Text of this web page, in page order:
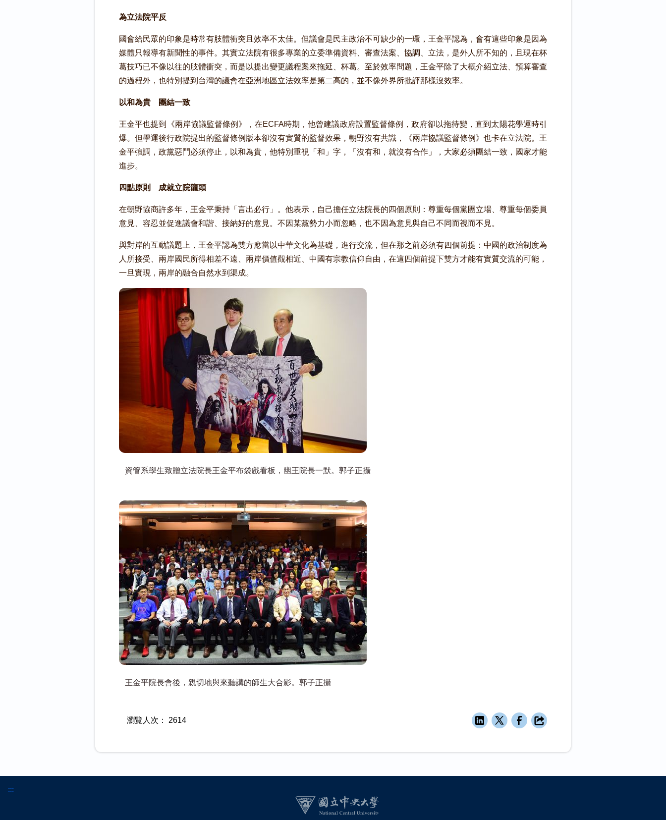
為立法院平反
國會給民眾的印象是時常有肢體衝突且效率不太佳。但議會是民主政治不可缺少的一環，王金平認為，會有這些印象是因為
媒體只報導有新聞性的事件。其實立法院有很多專業的立委準備資料、審查法案、協調、立法，是外人所不知的，且現在杯
葛技巧已不像以往的肢體衝突，而是以提出變更議程案來拖延、杯葛。至於效率問題，王金平除了大概介紹立法、預算審查
的過程外，也特別提到台灣的議會在亞洲地區立法效率是第二高的，並不像外界所批評那樣沒效率。
以和為貴 團結一致
王金平也提到《兩岸協議監督條例》，在ECFA時期，他曾建議政府設置監督條例，政府卻以拖待變，直到太陽花學運時引
爆。但學運後行政院提出的監督條例版本卻沒有實質的監督效果，朝野沒有共識，《兩岸協議監督條例》也卡在立法院。王
金平強調，政黨惡鬥必須停止，以和為貴，他特別重視「和」字，「沒有和，就沒有合作」，大家必須團結一致，國家才能
進步。
四點原則 成就立院龍頭
在朝野協商許多年，王金平秉持「言出必行」。他表示，自己擔任立法院長的四個原則：尊重每個黨團立場、尊重每個委員
意見、容忍並促進議會和諧、接納好的意見。不因某黨勢力小而忽略，也不因為意見與自己不同而視而不見。
與對岸的互動議題上，王金平認為雙方應當以中華文化為基礎，進行交流，但在那之前必須有四個前提：中國的政治制度為
人所接受、兩岸國民所得相差不遠、兩岸價值觀相近、中國有宗教信仰自由，在這四個前提下雙方才能有實質交流的可能，
一旦實現，兩岸的融合自然水到渠成。
資管系學生致贈立法院長王金平布袋戲看板，幽王院長一默。郭子正攝
王金平院長會後，親切地與來聽講的師生大合影。郭子正攝
瀏覽人次： 2614
:::